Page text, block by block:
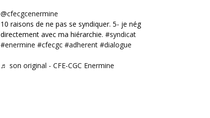
@cfecgcenermine
10 raisons de ne pas se syndiquer. 5- je négocie
directement avec ma hiérarchie. #syndicat
#enermine #cfecgc #adherent #dialogue
♬ son original - CFE-CGC Enermine